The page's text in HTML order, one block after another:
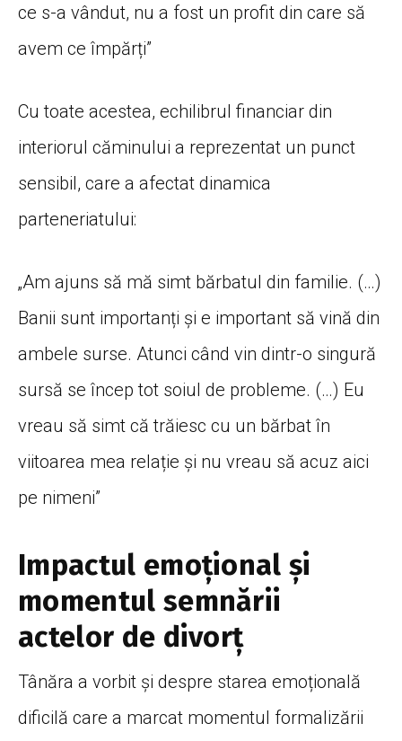
ce s-a vândut, nu a fost un profit din care să
avem ce împărți”
Cu toate acestea, echilibrul financiar din
interiorul căminului a reprezentat un punct
sensibil, care a afectat dinamica
parteneriatului:
„Am ajuns să mă simt bărbatul din familie. (…)
Banii sunt importanți și e important să vină din
ambele surse. Atunci când vin dintr-o singură
sursă se încep tot soiul de probleme. (…) Eu
vreau să simt că trăiesc cu un bărbat în
viitoarea mea relație și nu vreau să acuz aici
pe nimeni”
Impactul emoțional și
momentul semnării
actelor de divorț
Tânăra a vorbit și despre starea emoțională
dificilă care a marcat momentul formalizării